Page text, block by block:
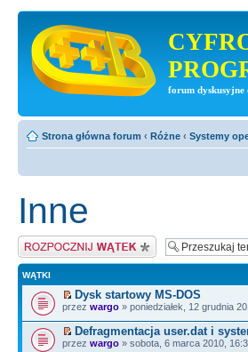
forum
Strona główna forum ‹ Różne ‹ Systemy
Inne
Napisz wątek
WĄTKI
Dysk startowy MS-DOS
przez wargo » poniedziałek, 12 grudnia
Defragmentacja user.dat i
przez wargo » sobota, 6 marca 2010,